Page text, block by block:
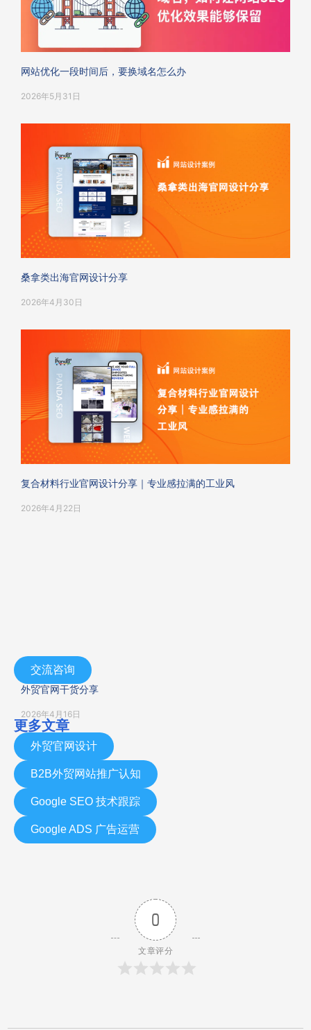
网站优化一段时间后，要换域名怎么办
2026年5月31日
桑拿类出海官网设计分享
2026年4月30日
复合材料行业官网设计分享｜专业感拉满的工业风
2026年4月22日
外贸官网干货分享
2026年4月16日
交流咨询
更多文章
外贸官网设计
B2B外贸网站推广认知
Google SEO 技术跟踪
Google ADS 广告运营
0
文章评分